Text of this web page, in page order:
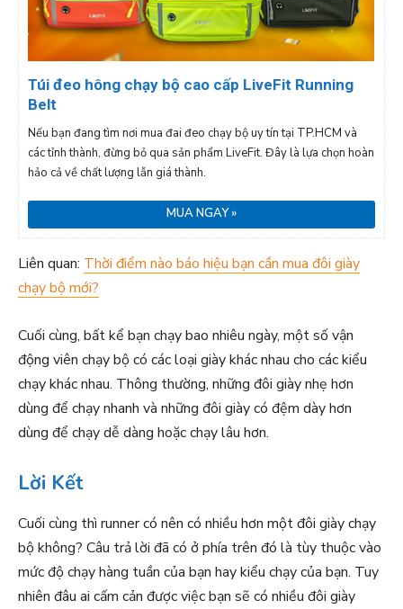
Túi đeo hông chạy bộ cao cấp LiveFit Running
Belt
Nếu bạn đang tìm nơi mua đai đeo chạy bộ uy tín tại TP.HCM và
các tỉnh thành, đừng bỏ qua sản phẩm LiveFit. Đây là lựa chọn hoàn
hảo cả về chất lượng lẫn giá thành.
MUA NGAY »
Liên quan: Thời điểm nào báo hiệu bạn cần mua đôi giày
chạy bộ mới?
Cuối cùng, bất kể bạn chạy bao nhiêu ngày, một số vận
động viên chạy bộ có các loại giày khác nhau cho các kiểu
chạy khác nhau. Thông thường, những đôi giày nhẹ hơn
dùng để chạy nhanh và những đôi giày có đệm dày hơn
dùng để chạy dễ dàng hoặc chạy lâu hơn.
Lời Kết
Cuối cùng thì runner có nên có nhiều hơn một đôi giày chạy
bộ không? Câu trả lời đã có ở phía trên đó là tùy thuộc vào
mức độ chạy hàng tuần của bạn hay kiểu chạy của bạn. Tuy
nhiên đâu ai cấm cản được việc bạn sẽ có nhiều đôi giày